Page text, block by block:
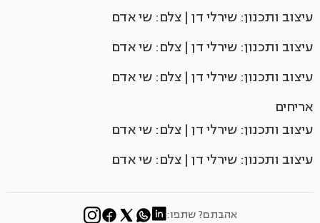
עיצוב ותכנון: שירלי דן | צלם: שי אדם
עיצוב ותכנון: שירלי דן | צלם: שי אדם
עיצוב ותכנון: שירלי דן | צלם: שי אדם
אריחים
עיצוב ותכנון: שירלי דן | צלם: שי אדם
עיצוב ותכנון: שירלי דן | צלם: שי אדם
אהבתם? שתפו: